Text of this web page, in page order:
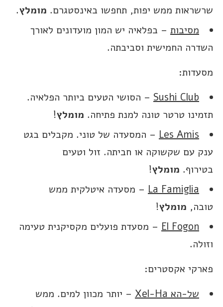
שרשראות ממש יפות, תחפשו באינסטגרם. מומלץ.
מסיבות – בפלאיה יש המון מועדונים לאורך
השדרה החמישית וסביבתה.
מסעדות:
Sushi Club – הסושי הטעים ביותר הפלאיה.
תזמינו טרטר טונה למנת פתיחה. מומלץ!
Les Amis – המסעדה של טוני. מקבלים בגט
ענק עם שקשוקה או חביתה. זול וטעים
בטירוף. מומלץ!
La Famiglia – מסעדה איטלקית ממש
טובה, מומלץ!
El Fogon – מסעדת פועלים מקסיקנית טעימה
וזולה.
פארקי אקסטרים:
של-הא Xel-Ha
– יותר מכוון למים. ממש